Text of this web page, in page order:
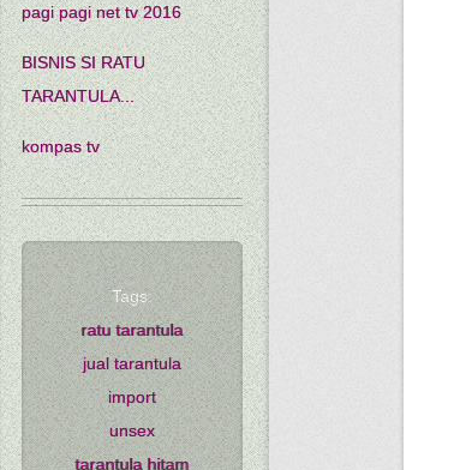
pagi pagi net tv 2016
BISNIS SI RATU
TARANTULA...
kompas tv
Tags:
ratu tarantula
jual tarantula
import
unsex
tarantula hitam